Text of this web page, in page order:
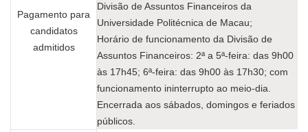
Pagamento para
candidatos
admitidos
Divisão de Assuntos Financeiros da
Universidade Politécnica de Macau;
Horário de funcionamento da Divisão de
Assuntos Financeiros: 2ª a 5ª-feira: das 9h00
às 17h45; 6ª-feira: das 9h00 às 17h30; com
funcionamento ininterrupto ao meio-dia.
Encerrada aos sábados, domingos e feriados
públicos.